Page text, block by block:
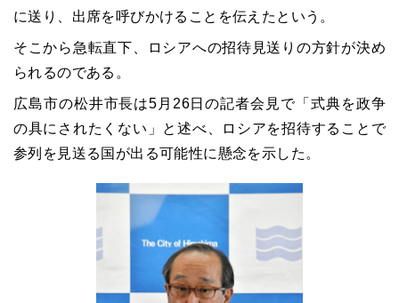
に送り、出席を呼びかけることを伝えたという。
そこから急転直下、ロシアへの招待見送りの方針が決め
られるのである。
広島市の松井市長は5月26日の記者会見で「式典を政争
の具にされたくない」と述べ、ロシアを招待することで
参列を見送る国が出る可能性に懸念を示した。